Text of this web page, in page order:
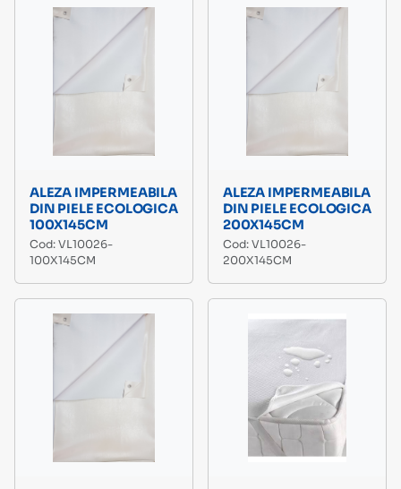
ALEZA IMPERMEABILA
DIN PIELE ECOLOGICA
100X145CM
Cod: VL10026-
100X145CM
ALEZA IMPERMEABILA
DIN PIELE ECOLOGICA
200X145CM
Cod: VL10026-
200X145CM